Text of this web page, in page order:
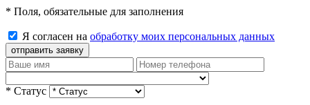
* Поля, обязательные для заполнения
Я согласен на обработку моих персональных данных
отправить заявку
* Статус